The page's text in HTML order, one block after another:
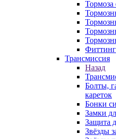
Трансмиссия
Назад
Болты,
кареток
Бонки
Замки
Защита
Звёзды